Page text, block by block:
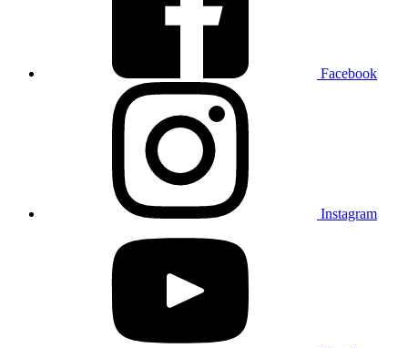
Facebook
Instagram